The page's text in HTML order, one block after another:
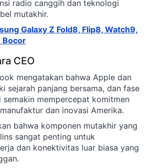
radio canggih dan teknologi
mutakhir.
Galaxy Z Fold8, Flip8, Watch9,
Bocor
CEO
mengatakan bahwa Apple dan
sejarah panjang bersama, dan fase
semakin mempercepat komitmen
dan inovasi Amerika.
bahwa komponen mutakhir yang
sangat penting untuk
dan konektivitas luar biasa yang